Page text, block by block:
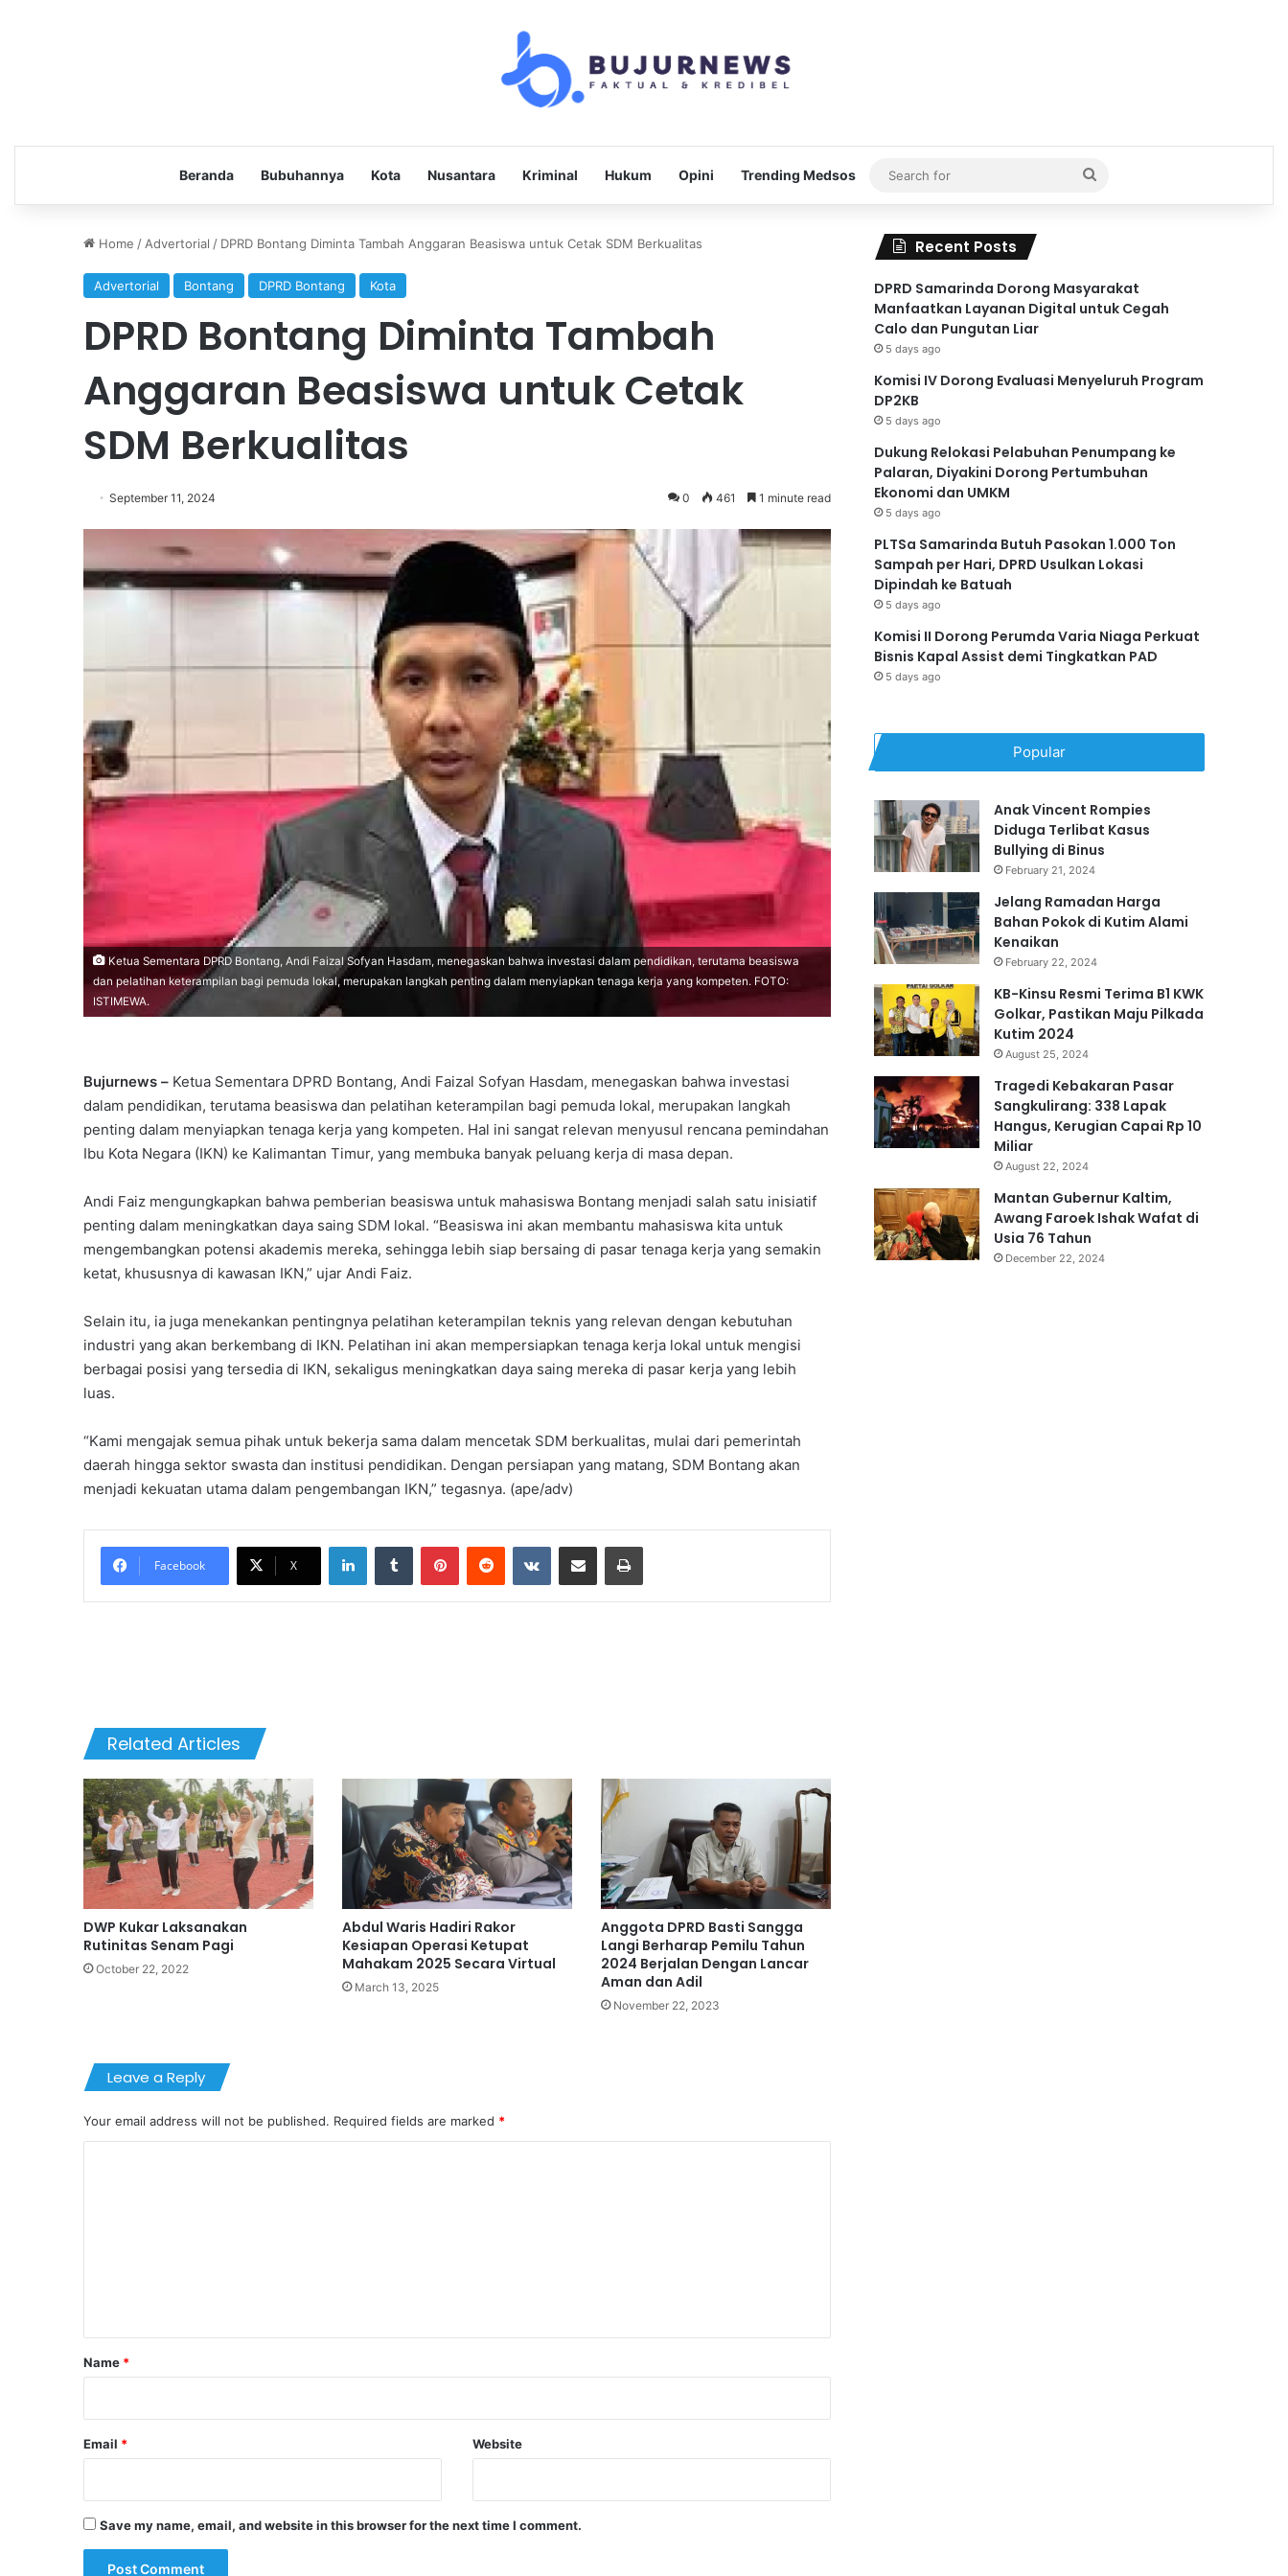
Beranda Bubuhannya Kota Nusantara Kriminal Hukum Opini Trending Medsos
Search
for
Home / Advertorial / DPRD Bontang Diminta Tambah Anggaran Beasiswa untuk Cetak SDM Berkualitas
Advertorial Bontang DPRD Bontang Kota
DPRD Bontang Diminta Tambah
Anggaran Beasiswa untuk Cetak
SDM Berkualitas
September 11, 2024 0 461 1 minute read
Ketua Sementara DPRD Bontang, Andi Faizal Sofyan Hasdam, menegaskan bahwa investasi dalam pendidikan, terutama beasiswa
dan pelatihan keterampilan bagi pemuda lokal, merupakan langkah penting dalam menyiapkan tenaga kerja yang kompeten. FOTO:
ISTIMEWA.
Bujurnews – Ketua Sementara DPRD Bontang, Andi Faizal Sofyan Hasdam, menegaskan bahwa investasi
dalam pendidikan, terutama beasiswa dan pelatihan keterampilan bagi pemuda lokal, merupakan langkah
penting dalam menyiapkan tenaga kerja yang kompeten. Hal ini sangat relevan menyusul rencana pemindahan
Ibu Kota Negara (IKN) ke Kalimantan Timur, yang membuka banyak peluang kerja di masa depan.
Andi Faiz mengungkapkan bahwa pemberian beasiswa untuk mahasiswa Bontang menjadi salah satu inisiatif
penting dalam meningkatkan daya saing SDM lokal. “Beasiswa ini akan membantu mahasiswa kita untuk
mengembangkan potensi akademis mereka, sehingga lebih siap bersaing di pasar tenaga kerja yang semakin
ketat, khususnya di kawasan IKN,” ujar Andi Faiz.
Selain itu, ia juga menekankan pentingnya pelatihan keterampilan teknis yang relevan dengan kebutuhan
industri yang akan berkembang di IKN. Pelatihan ini akan mempersiapkan tenaga kerja lokal untuk mengisi
berbagai posisi yang tersedia di IKN, sekaligus meningkatkan daya saing mereka di pasar kerja yang lebih
luas.
“Kami mengajak semua pihak untuk bekerja sama dalam mencetak SDM berkualitas, mulai dari pemerintah
daerah hingga sektor swasta dan institusi pendidikan. Dengan persiapan yang matang, SDM Bontang akan
menjadi kekuatan utama dalam pengembangan IKN,” tegasnya. (ape/adv)
Facebook X
LinkedInTumblr PinterestReddit VKontakteShare via Email Print
Related Articles
DWP Kukar Laksanakan
Rutinitas Senam Pagi
October 22, 2022
Abdul Waris Hadiri Rakor
Kesiapan Operasi Ketupat
Mahakam 2025 Secara Virtual
March 13, 2025
Anggota DPRD Basti Sangga
Langi Berharap Pemilu Tahun
2024 Berjalan Dengan Lancar
Aman dan Adil
November 22, 2023
Leave a Reply
Your email address will not be published. Required fields are marked *
*
Name *
Email * Website
Save my name, email, and website in this browser for the next time I comment.
Recent Posts
DPRD Samarinda Dorong Masyarakat
Manfaatkan Layanan Digital untuk Cegah
Calo dan Pungutan Liar
5 days ago
Komisi IV Dorong Evaluasi Menyeluruh Program
DP2KB
5 days ago
Dukung Relokasi Pelabuhan Penumpang ke
Palaran, Diyakini Dorong Pertumbuhan
Ekonomi dan UMKM
5 days ago
PLTSa Samarinda Butuh Pasokan 1.000 Ton
Sampah per Hari, DPRD Usulkan Lokasi
Dipindah ke Batuah
5 days ago
Komisi II Dorong Perumda Varia Niaga Perkuat
Bisnis Kapal Assist demi Tingkatkan PAD
5 days ago
Popular
Anak Vincent Rompies
Diduga Terlibat Kasus
Bullying di Binus
February 21, 2024
Jelang Ramadan Harga
Bahan Pokok di Kutim Alami
Kenaikan
February 22, 2024
KB-Kinsu Resmi Terima B1 KWK
Golkar, Pastikan Maju Pilkada
Kutim 2024
August 25, 2024
Tragedi Kebakaran Pasar
Sangkulirang: 338 Lapak
Hangus, Kerugian Capai Rp 10
Miliar
August 22, 2024
Mantan Gubernur Kaltim,
Awang Faroek Ishak Wafat di
Usia 76 Tahun
December 22, 2024